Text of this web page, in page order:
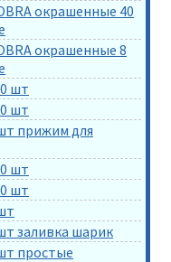
окрашенные 40
окрашенные 8
шт
шт
прижим для
шт
шт
заливка шарик
простые